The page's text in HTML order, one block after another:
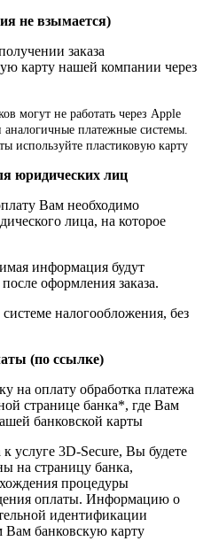
не взымается)
заказа
карту нашей компании через
могут не работать через Apple
аналогичные платежные системы.
используйте пластиковую карту
юридических лиц
Вам необходимо
лица, на которое
информация будут
оформления заказа.
налогообложения, без
(по ссылке)
на оплату обработка платежа
странице банка*, где Вам
банковской карты
услуге 3D-Secure, Вы будете
на страницу банка,
процедуры
оплаты. Информацию о
идентификации
Вам банковскую карту